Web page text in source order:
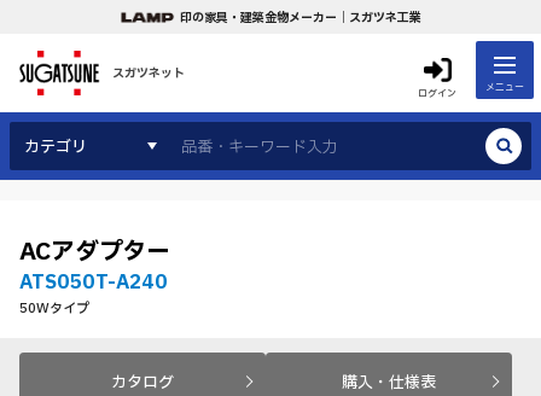
印の家具・建築金物メーカー｜スガツネ工業
スガツネット
ログイン メニュー
カテゴリ
ACアダプター
ATS050T-A240
50Wタイプ
カタログ 購入・仕様表